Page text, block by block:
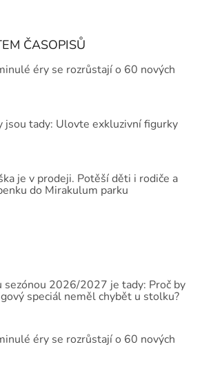
ČASOPISŮ
éry se rozrůstají o 60 nových
jsou tady: Ulovte exkluzivní figurky
je v prodeji. Potěší děti i rodiče a
do Mirakulum parku
sezónou 2026/2027 je tady: Proč by
speciál neměl chybět u stolku?
éry se rozrůstají o 60 nových